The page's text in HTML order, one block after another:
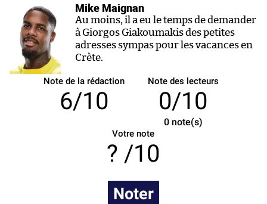
Mike Maignan
Au moins, il a eu le temps de demander
à Giorgos Giakoumakis des petites
adresses sympas pour les vacances en
Crète.
Note de la rédaction
6/10
Note des lecteurs
0/10
0note(s)
Votre note
/10
Noter